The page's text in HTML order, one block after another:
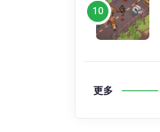
更多